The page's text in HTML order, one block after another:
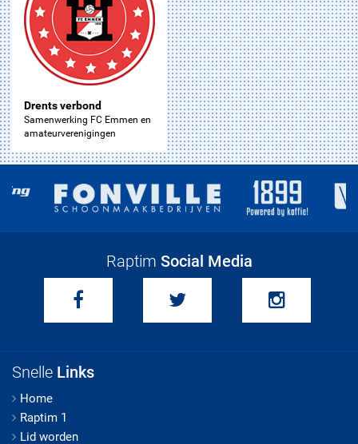
Drents verbond
Samenwerking FC Emmen en
amateurverenigingen
Raptim Social Media
Snelle Links
Home
Raptim 1
Lid worden